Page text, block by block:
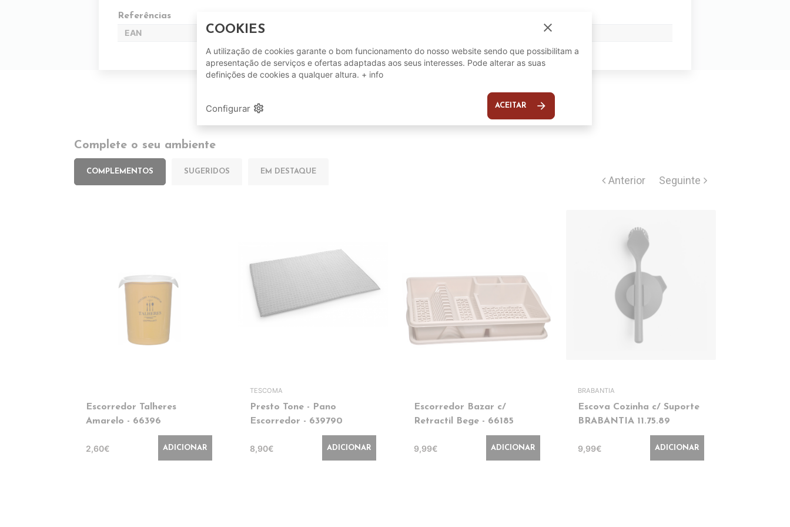
Referências
EAN
Complete o seu ambiente
COMPLEMENTOS SUGERIDOS EM DESTAQUE
Escorredor Talheres
Amarelo - 66396
2,60€ ADICIONAR
TESCOMA
Presto Tone - Pano
Escorredor - 639790
8,90€ ADICIONAR
Escorredor Bazar c/
Retractil Bege - 66185
9,99€ ADICIONAR
BRABANTIA
Escova Cozinha c/ Suporte
BRABANTIA 11.75.89
9,99€ ADICIONAR
COOKIES close
A utilização de cookies garante o bom funcionamento do nosso website sendo que possibilitam a
apresentação de serviços e ofertas adaptadas aos seus interesses. Pode alterar as suas
definições de cookies a qualquer altura. + info
Configurar settings ACEITAR arrow_forward